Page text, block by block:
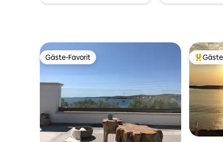
Familien mit Kinder oder romantische
Gäste-Favorit
Gäste-Favorit